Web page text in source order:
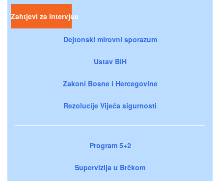
Zahtjevi za intervjue
Dejtonski mirovni sporazum
Ustav BiH
Zakoni Bosne i Hercegovine
Rezolucije Vijeća sigurnosti
Program 5+2
Supervizija u Brčkom